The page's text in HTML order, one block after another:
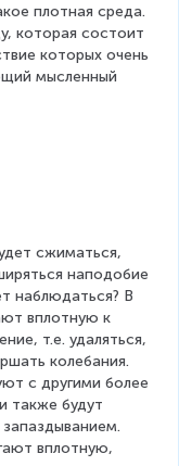
плотная среда.
которая состоит
которых очень
мысленный
сжиматься,
наподобие
наблюдаться? В
вплотную к
т.е. удаляться,
колебания.
с другими более
также будут
вплотную,